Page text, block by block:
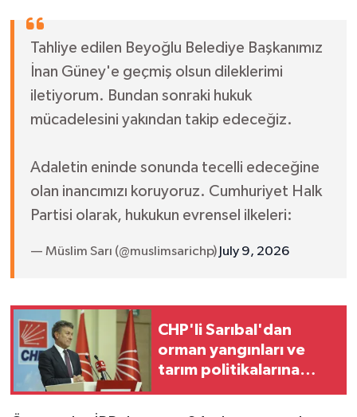
Tahliye edilen Beyoğlu Belediye Başkanımız
İnan Güney'e geçmiş olsun dileklerimi
iletiyorum. Bundan sonraki hukuk
mücadelesini yakından takip edeceğiz.
Adaletin eninde sonunda tecelli edeceğine
olan inancımızı koruyoruz. Cumhuriyet Halk
Partisi olarak, hukukun evrensel ilkeleri:
— Müslim Sarı (@muslimsarichp) July 9, 2026
CHP'li Sarıbal'dan
orman yangınları ve
tarım politikalarına